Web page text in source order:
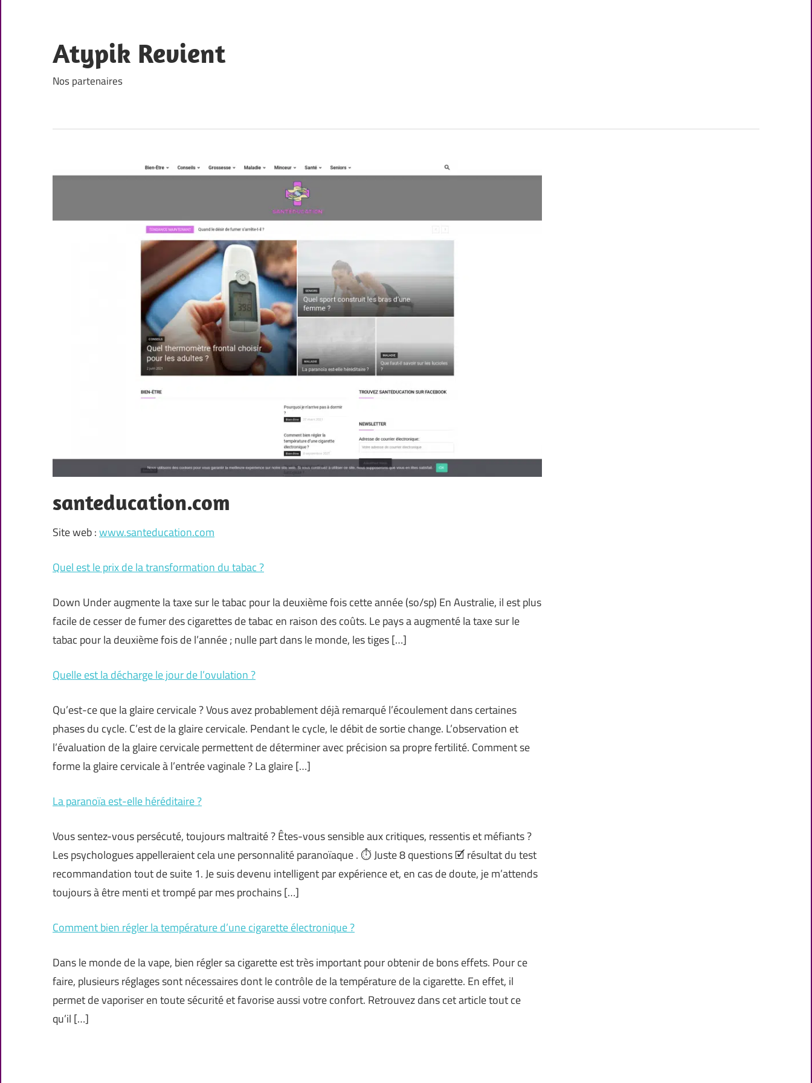
content
Atypik Revient
Nos partenaires
santeducation.com
Site web :www.santeducation.com
Quel est le prix de la transformation du tabac ?
Down Under augmente la taxe sur le tabac pour la deuxième fois cette année (so/sp) En Australie, il est plus
facile de cesser de fumer des cigarettes de tabac en raison des coûts. Le pays a augmenté la taxe sur le
tabac pour la deuxième fois de l’année ; nulle part dans le monde, les tiges […]
Quelle est la décharge le jour de l’ovulation ?
Qu’est-ce que la glaire cervicale ? Vous avez probablement déjà remarqué l’écoulement dans certaines
phases du cycle. C’est de la glaire cervicale. Pendant le cycle, le débit de sortie change. L’observation et
l’évaluation de la glaire cervicale permettent de déterminer avec précision sa propre fertilité. Comment se
forme la glaire cervicale à l’entrée vaginale ? La glaire […]
La paranoïa est-elle héréditaire ?
Vous sentez-vous persécuté, toujours maltraité ? Êtes-vous sensible aux critiques, ressentis et méfiants ?
Les psychologues appelleraient cela une personnalité paranoïaque . ⏱️ Juste 8 questions 🗹 résultat du test
recommandation tout de suite 1. Je suis devenu intelligent par expérience et, en cas de doute, je m’attends
toujours à être menti et trompé par mes prochains […]
Comment bien régler la température d’une cigarette électronique ?
Dans le monde de la vape, bien régler sa cigarette est très important pour obtenir de bons effets. Pour ce
faire, plusieurs réglages sont nécessaires dont le contrôle de la température de la cigarette. En effet, il
permet de vaporiser en toute sécurité et favorise aussi votre confort. Retrouvez dans cet article tout ce
qu’il […]